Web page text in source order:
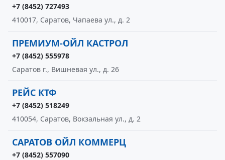
+7 (8452) 727493
410017, Саратов, Чапаева ул., д. 2
ПРЕМИУМ-ОЙЛ КАСТРОЛ
+7 (8452) 555978
Саратов г., Вишневая ул., д. 26
РЕЙС КТФ
+7 (8452) 518249
410054, Саратов, Вокзальная ул., д. 2
САРАТОВ ОЙЛ КОММЕРЦ
+7 (8452) 557090